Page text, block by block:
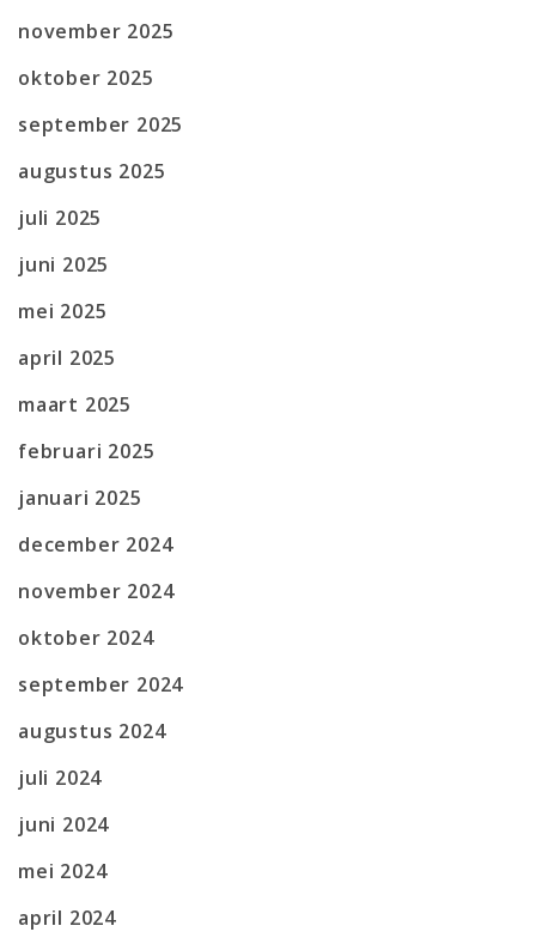
november 2025
oktober 2025
september 2025
augustus 2025
juli 2025
juni 2025
mei 2025
april 2025
maart 2025
februari 2025
januari 2025
december 2024
november 2024
oktober 2024
september 2024
augustus 2024
juli 2024
juni 2024
mei 2024
april 2024